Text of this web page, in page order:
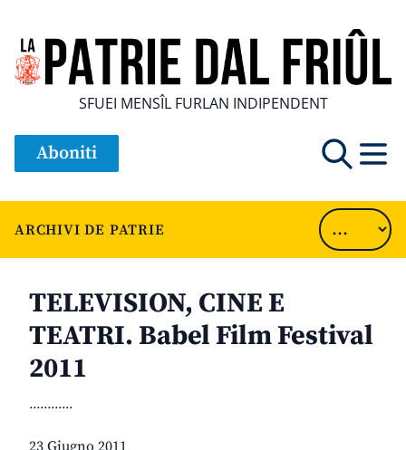
SFUEI MENSÎL FURLAN INDIPENDENT
Aboniti
ARCHIVI DE PATRIE
TELEVISION, CINE E
TEATRI. Babel Film Festival
2011
............